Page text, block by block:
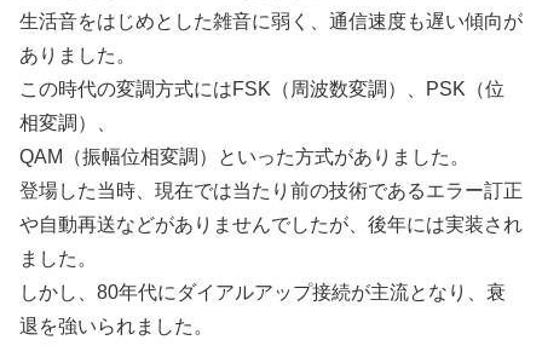
生活音をはじめとした雑音に弱く、通信速度も遅い傾向が
ありました。
この時代の変調方式にはFSK（周波数変調）、PSK（位
相変調）、
QAM（振幅位相変調）といった方式がありました。
登場した当時、現在では当たり前の技術であるエラー訂正
や自動再送などがありませんでしたが、後年には実装され
ました。
しかし、80年代にダイアルアップ接続が主流となり、衰
退を強いられました。